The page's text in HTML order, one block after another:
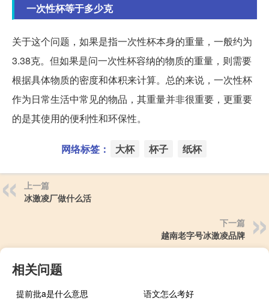
一次性杯等于多少克
关于这个问题，如果是指一次性杯本身的重量，一般约为
3.38克。但如果是问一次性杯容纳的物质的重量，则需要
根据具体物质的密度和体积来计算。总的来说，一次性杯
作为日常生活中常见的物品，其重量并非很重要，更重要
的是其使用的便利性和环保性。
网络标签： 大杯 杯子 纸杯
上一篇
冰激凌厂做什么活
下一篇
越南老字号冰激凌品牌
相关问题
提前批a是什么意思
语文怎么考好